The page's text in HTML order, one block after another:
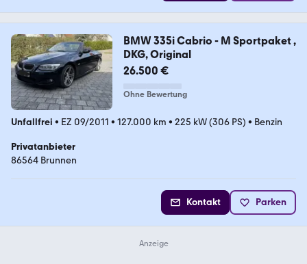
BMW 335i Cabrio - M Sportpaket ,
DKG, Original
26.500 €
Ohne Bewertung
Unfallfrei • EZ 09/2011 • 127.000 km • 225 kW (306 PS) • Benzin
Privatanbieter
86564 Brunnen
Kontakt Parken